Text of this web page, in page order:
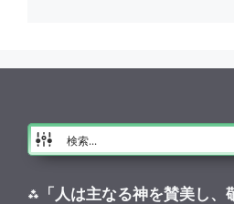
⁂ 「人は主なる神を賛美し